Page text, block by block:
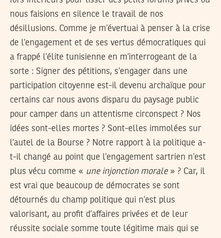
nous faisions en silence le travail de nos
désillusions. Comme je m’évertuai à penser à la crise
de l’engagement et de ses vertus démocratiques qui
a frappé l’élite tunisienne en m’interrogeant de la
sorte : Signer des pétitions, s’engager dans une
participation citoyenne est-il devenu archaïque pour
certains car nous avons disparu du paysage public
pour camper dans un attentisme circonspect ? Nos
idées sont-elles mortes ? Sont-elles immolées sur
l’autel de la Bourse ? Notre rapport à la politique a-
t-il changé au point que l’engagement sartrien n’est
plus vécu comme « une injonction morale» ? Car, il
est vrai que beaucoup de démocrates se sont
détournés du champ politique qui n’est plus
valorisant, au profit d’affaires privées et de leur
réussite sociale somme toute légitime mais qui se